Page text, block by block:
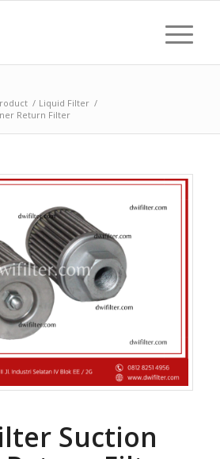
/ Liquid Filter /
Return Filter
Suction